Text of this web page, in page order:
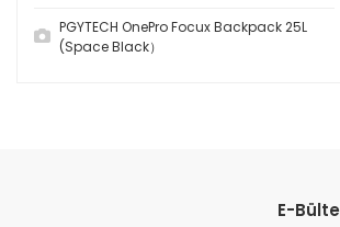
PGYTECH OnePro Focux Backpack 25L
(Space Black）
E-